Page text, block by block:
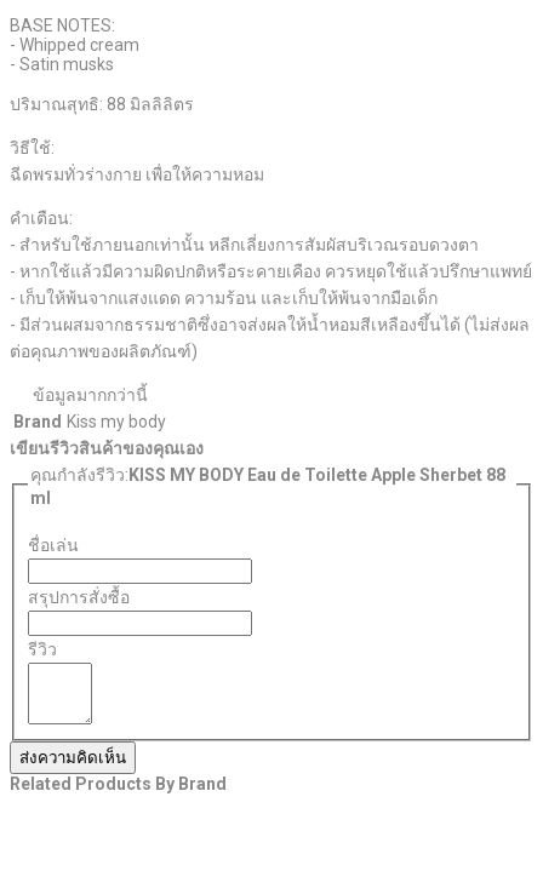
BASE NOTES:
- Whipped cream
- Satin musks
ปริมาณสุทธิ: 88 มิลลิลิตร
วิธีใช้:
ฉีดพรมทั่วร่างกาย เพื่อให้ความหอม
คำเตือน:
- สำหรับใช้ภายนอกเท่านั้น หลีกเลี่ยงการสัมผัสบริเวณรอบดวงตา
- หากใช้แล้วมีความผิดปกติหรือระคายเคือง ควรหยุดใช้แล้วปรึกษาแพทย์
- เก็บให้พ้นจากแสงแดด ความร้อน และเก็บให้พ้นจากมือเด็ก
- มีส่วนผสมจากธรรมชาติซึ่งอาจส่งผลให้น้ำหอมสีเหลืองขึ้นได้ (ไม่ส่งผล
ต่อคุณภาพของผลิตภัณฑ์)
ข้อมูลมากกว่านี้
Brand Kiss my body
เขียนรีวิวสินค้าของคุณเอง
คุณกำลังรีวิว:KISS MY BODY Eau de Toilette Apple Sherbet 88
ml
ชื่อเล่น
สรุปการสั่งซื้อ
รีวิว
ส่งความคิดเห็น
Related Products By Brand